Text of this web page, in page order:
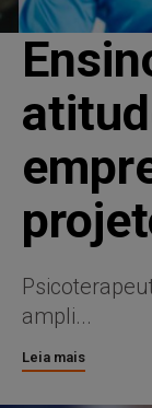
ampli...
Leia mais